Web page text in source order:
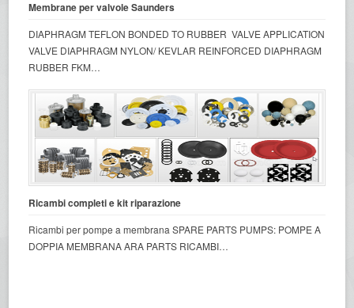
Membrane per valvole Saunders
DIAPHRAGM TEFLON BONDED TO RUBBER VALVE APPLICATION
VALVE DIAPHRAGM NYLON/ KEVLAR REINFORCED DIAPHRAGM
RUBBER FKM…
Ricambi completi e kit riparazione
Ricambi per pompe a membrana SPARE PARTS PUMPS: POMPE A
DOPPIA MEMBRANA ARA PARTS RICAMBI…